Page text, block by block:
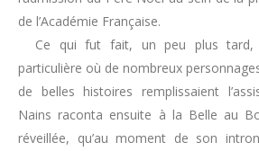
de l’Académie Française.
Ce qui fut fait, un peu plus tard,
particulière où de nombreux
de belles histoires remplissaient
Nains raconta ensuite à la Belle au
réveillée, qu’au moment de son